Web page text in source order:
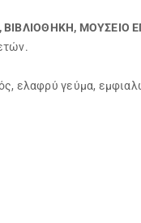
ΜΟΥΣΕΙΟ
ελαφρύ γεύμα,